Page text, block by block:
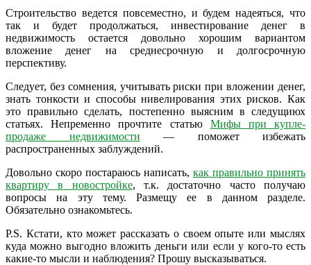
Строительство ведется повсеместно, и будем надеяться, что
так и будет продолжаться, инвестирование денег в
недвижимость остается довольно хорошим вариантом
вложение денег на среднесрочную и долгосрочную
перспективу.
Следует, без сомнения, учитывать риски при вложении денег,
знать тонкости и способы нивелирования этих рисков. Как
это правильно сделать, постепенно выясним в следущиюх
статьях. Непременно прочтите статью Мифы при купле-
продаже недвижимости — поможет избежать
распространенных заблуждений.
Довольно скоро постараюсь написать, как правильно принять
квартиру в новостройке, т.к. достаточно часто получаю
вопросы на эту тему. Размещу ее в данном разделе.
Обязательно ознакомьтесь.
P.S. Кстати, кто может рассказать о своем опыте или мыслях
куда можно выгодно вложить деньги или если у кого-то есть
какие-то мысли и наблюдения? Прошу высказываться.